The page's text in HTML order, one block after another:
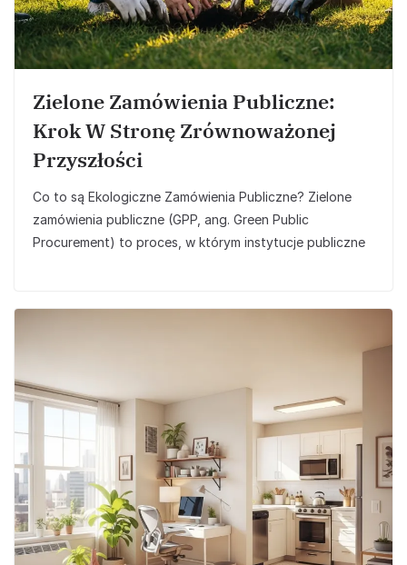
Zielone Zamówienia Publiczne:
Krok W Stronę Zrównoważonej
Przyszłości
Co to są Ekologiczne Zamówienia Publiczne? Zielone
zamówienia publiczne (GPP, ang. Green Public
Procurement) to proces, w którym instytucje publiczne